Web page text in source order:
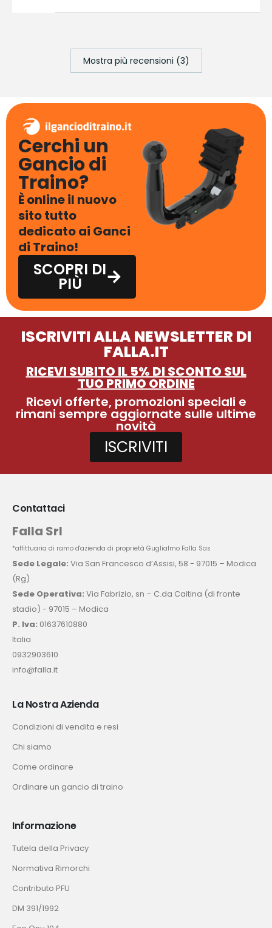
Mostra più recensioni (3)
Cerchi un
Gancio di
Traino?
È online il nuovo
sito tutto
dedicato ai Ganci
di Traino!
SCOPRI DI
PIÙ
ISCRIVITI ALLA NEWSLETTER DI
FALLA.IT
RICEVI SUBITO IL 5% DI SCONTO SUL
TUO PRIMO ORDINE
Ricevi offerte, promozioni speciali e
rimani sempre aggiornate sulle ultime
novità
ISCRIVITI
Contattaci
Falla Srl
*affittuaria di ramo d'azienda di proprietà Guglialmo Falla Sas
Sede Legale: Via San Francesco d’Assisi, 58 - 97015 – Modica
(Rg)
Sede Operativa: Via Fabrizio, sn – C.da Caitina (di fronte
stadio) - 97015 – Modica
P. Iva: 01637610880
Italia
0932903610
info@falla.it
La Nostra Azienda
Condizioni di vendita e resi
Chi siamo
Come ordinare
Ordinare un gancio di traino
Informazione
Tutela della Privacy
Normativa Rimorchi
Contributo PFU
DM 391/1992